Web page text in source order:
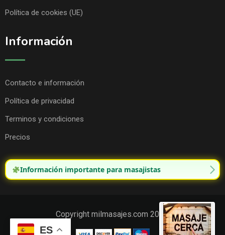
Política de cookies (UE)
Información
Contacto e información
Política de privacidad
Terminos y condiciones
Precios
Información importante para masajistas
Copyright milmasajes.com 2025.
ES